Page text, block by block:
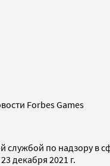
Forbes Games
службой по надзору в
декабря 2021 г.